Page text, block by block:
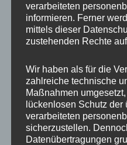
Auch auf der ersten
auf Futtersuche. Die
diesen Tagen und so
verarbeiteten
informieren. Ferner
mittels dieser
zustehenden Rechte
Wir haben als für die
zahlreiche technische
Maßnahmen
lückenlosen Schutz
verarbeiteten
sicherzustellen.
Datenübertragungen